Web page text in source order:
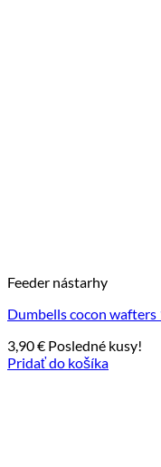
Feeder nástarhy
Dumbells cocon wafters
3,90€ Posledné kusy!
Pridať do košíka